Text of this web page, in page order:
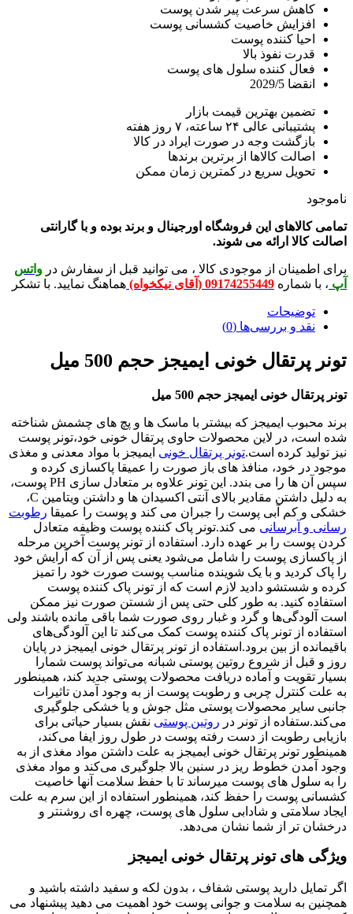
سرعت پیر شدن پوست
خاصیت کشسانی پوست
کننده پوست
نفوذ بالا
کننده سلول های پوست
بهترین قیمت بازار
عالی ۲۴ ساعته، ۷ روز هفته
وجه در صورت ایراد در کالا
کالاها از برترین برندها
سریع در کمترین زمان ممکن
این فروشگاه اورجینال و برند بوده و با گارانتی
ارائه می شوند.
از موجودی کالا ، می توانید قبل از سفارش درواتس
09174255449 (آقای نیکخواه) هماهنگ نمایید. با تشکر
و بررسی‌ها (0)
خونی ایمیجز حجم 500 میل
خونی ایمیجز حجم 500 میل
ایمیجز که بیشتر با ماسک ها و پچ های چشمش شناخته
در لاین محصولات حاوی پرتقال خونی خود،تونر پوست
کرده است. تونر پرتقال خونیایمیجز با مواد معدنی و مغذی
خود، منافذ های باز صورت را عمیقا پاکسازی کرده و
سپس آن ها را می بندد. این تونر علاوه بر متعادل سازی PH پوست،
به دلیل داشتن مقادیر بالای آنتی اکسیدان ها و داشتن ویتامین C،
آبی پوست را جبران می کند و پوست را عمیقا رطوبت
می کند.تونر پاک کننده پوست وظیفه متعادل‌
را بر عهده دارد. استفاده از تونر پوست آخرین مرحله
پوست را شامل می‌شود یعنی پس از آن که آرایش خود
و با یک شوینده مناسب پوست صورت خود را تمیز
دادید لازم است که از تونر پاک کننده پوست
کنید. به طور کلی حتی پس از شستن صورت نیز ممکن
و گرد و غبار روی صورت شما باقی مانده باشند ولی
از تونر پاک کننده پوست کمک می‌کند تا این آلودگی‌های
از بین برود.استفاده از تونر پرتقال خونی ایمیجز در پایان
از شروع روتین پوستی شبانه می‌تواند پوست شمارا
و آماده دریافت محصولات پوستی جدید کند، همینطور
چربی و رطوبت پوست از به وجود آمدن تاثیرات
محصولات پوستی مثل جوش و یا خشکی جلوگیری
از تونر در روتین پوستینقش بسیار حیاتی برای
رطوبت از دست رفته پوست در طول روز ایفا می‌کند،
تونر پرتقال خونی ایمیجز به علت داشتن مواد مغذی از به
خطوط ریز در سنین بالا جلوگیری می‌کند و مواد مغذی
های پوست میرساند تا با حفظ سلامت آنها خاصیت
را حفظ کند، همینطور استفاده از این سرم به علت
و شادابی سلول های پوست، چهره ای روشنتر و
از شما نشان می‌دهد.
تونر پرتقال خونی ایمیجز
دارید پوستی شفاف ، بدون لکه و سفید داشته باشید و
سلامت و جوانی پوست خود اهمیت می دهید پیشنهاد می